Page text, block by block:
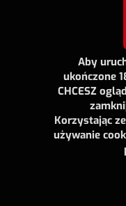
Aby
ukończone
CHCESZ
Korzystając
używanie